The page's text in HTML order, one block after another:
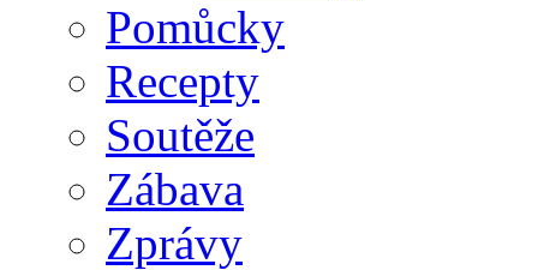
Pomůcky
Recepty
Soutěže
Zábava
Zprávy